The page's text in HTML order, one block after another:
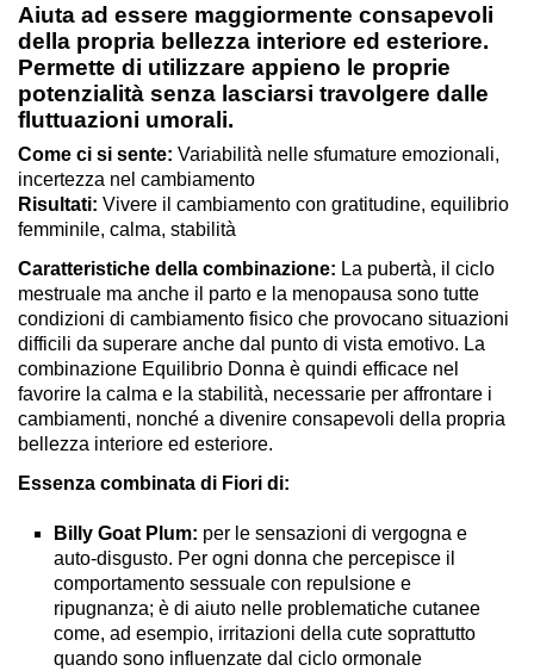
Aiuta ad essere maggiormente consapevoli
della propria bellezza interiore ed esteriore.
Permette di utilizzare appieno le proprie
potenzialità senza lasciarsi travolgere dalle
fluttuazioni umorali.
Come ci si sente: Variabilità nelle sfumature emozionali,
incertezza nel cambiamento
Risultati: Vivere il cambiamento con gratitudine, equilibrio
femminile, calma, stabilità
Caratteristiche della combinazione: La pubertà, il ciclo
mestruale ma anche il parto e la menopausa sono tutte
condizioni di cambiamento fisico che provocano situazioni
difficili da superare anche dal punto di vista emotivo. La
combinazione Equilibrio Donna è quindi efficace nel
favorire la calma e la stabilità, necessarie per affrontare i
cambiamenti, nonché a divenire consapevoli della propria
bellezza interiore ed esteriore.
Essenza combinata di Fiori di:
Billy Goat Plum: per le sensazioni di vergogna e
auto-disgusto. Per ogni donna che percepisce il
comportamento sessuale con repulsione e
ripugnanza; è di aiuto nelle problematiche cutanee
come, ad esempio, irritazioni della cute soprattutto
quando sono influenzate dal ciclo ormonale